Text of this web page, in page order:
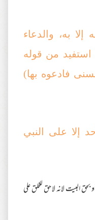
إلا به، والدعاء
استفيد من قوله
فادعوه بها)
إلا على النبي
البيت لانه لا حق للخلق على